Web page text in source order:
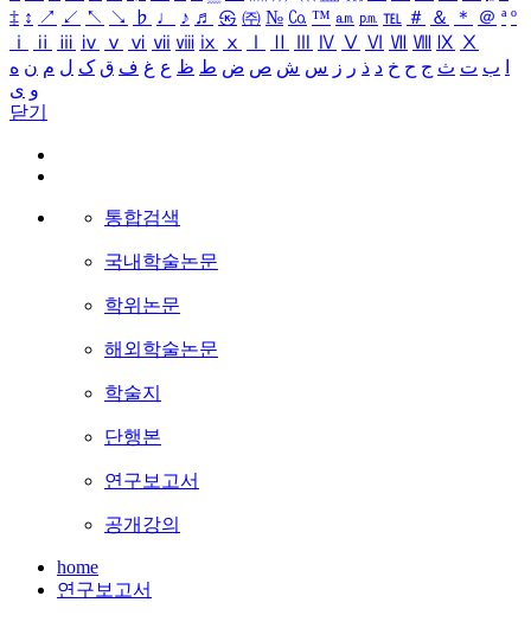
‡ ↕ ↗ ↙ ↖ ↘ ♭ ♩ ♪ ♬ ㉿ ㈜ № ㏇ ™ ㏂ ㏘ ℡ ＃ ＆ ＊ ＠ ª º
ⅰ
ⅱ ⅲ ⅳ ⅴ ⅵ ⅶ ⅷ ⅸ ⅹ Ⅳ Ⅴ Ⅵ Ⅶ Ⅷ Ⅸ Ⅹ
ب ت ث ج ح خ د ذ ر ز س ش ص ض ط ظ ع غ ف ق ک ل م ن ه
و ی
닫기
통합검색
국내학술논문
학위논문
해외학술논문
학술지
단행본
연구보고서
공개강의
home
연구보고서